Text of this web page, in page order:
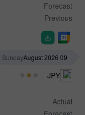
Forecast
Previous
09 August 2026
Sunday
JPY
Actual